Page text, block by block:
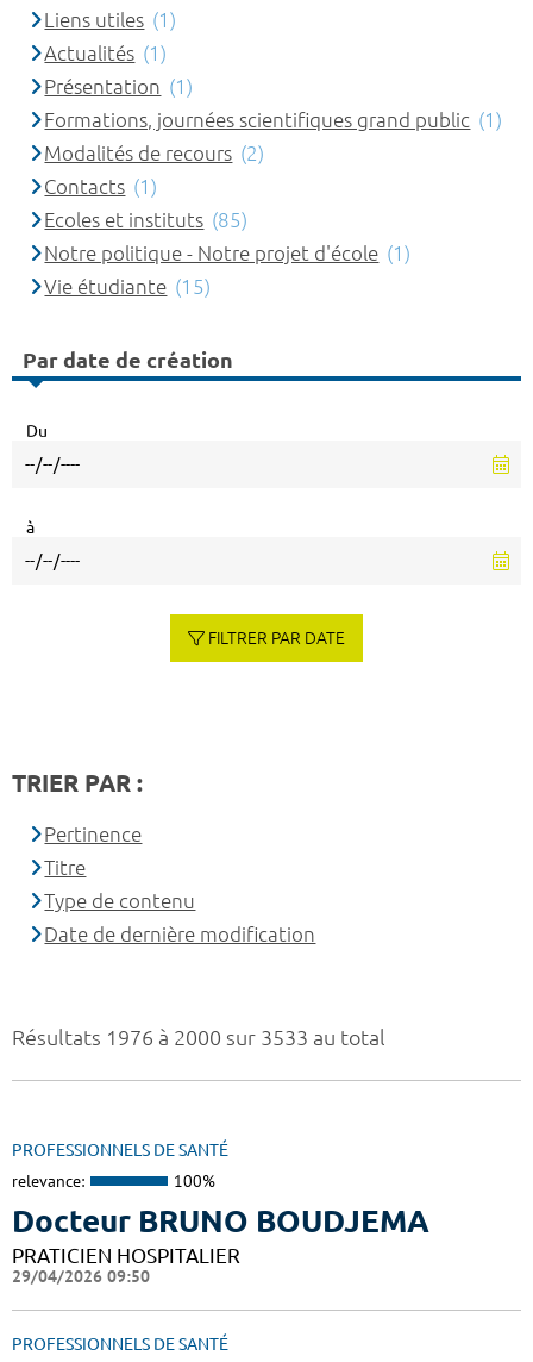
Résultats 1976 à 2000 sur 3533 au total
PROFESSIONNELS DE SANTÉ
relevance: 100%
Docteur BRUNO BOUDJEMA
PRATICIEN HOSPITALIER
29/04/2026 09:50
PROFESSIONNELS DE SANTÉ
Liens utiles (1)
Actualités (1)
Présentation (1)
Formations, journées scientifiques grand public (1)
Modalités de recours (2)
Contacts (1)
Ecoles et instituts (85)
Notre politique - Notre projet d'école (1)
Vie étudiante (15)
Par date de création
Du
à
FILTRER PAR DATE
TRIER PAR :
Pertinence
Titre
Type de contenu
Date de dernière modification